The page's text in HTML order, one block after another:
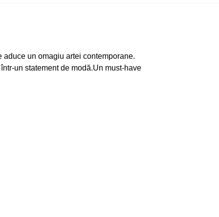
un omagiu artei contemporane.
un statement de modă.Un must-have